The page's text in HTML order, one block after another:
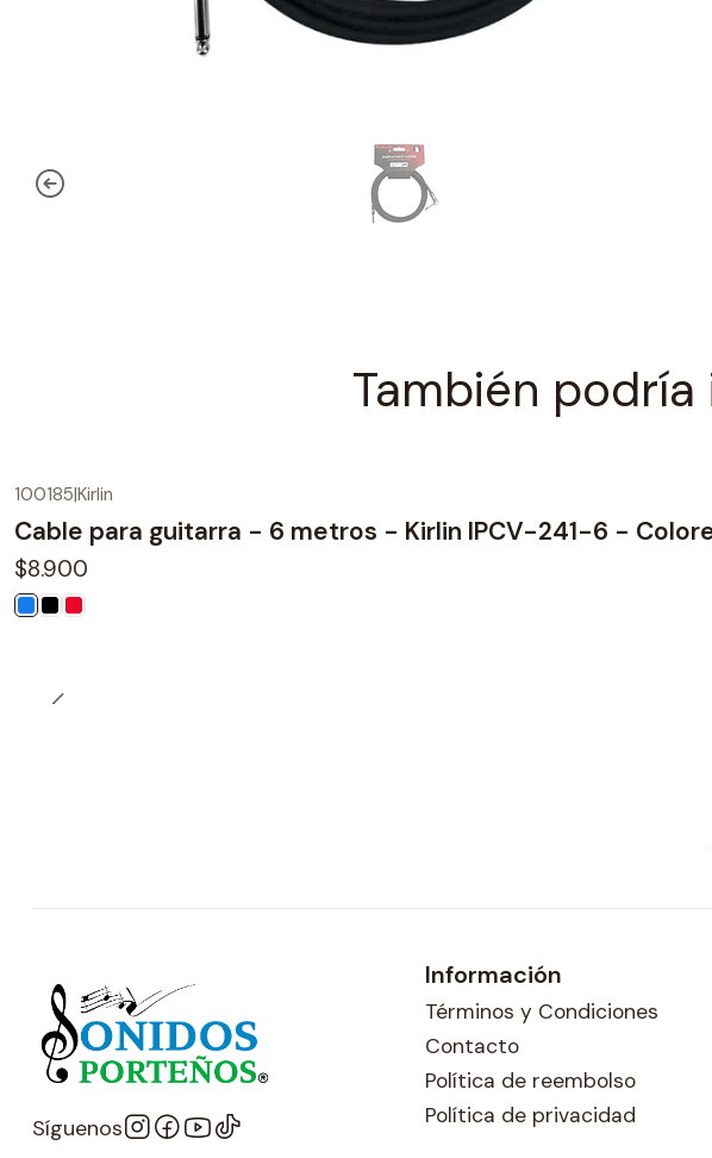
También
100185|Kirlin
Cable para guitarra - 6 metros - Kirlin IPCV-241-6 -
$8.900
Síguenos
Información
Términos y Condiciones
Contacto
Política de reembolso
Política de privacidad